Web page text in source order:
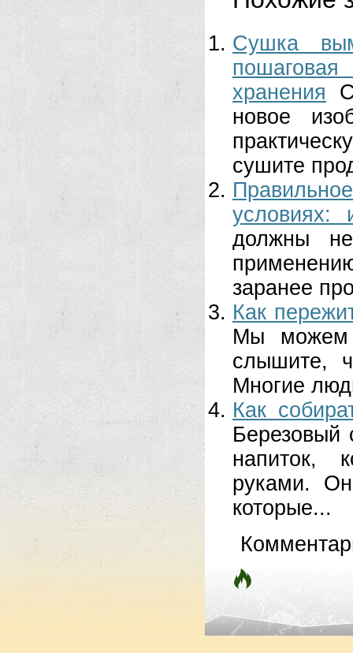
Сушка
хранения
новое
сушите
условиях:
должны
заранее
Как
Мы можем
слышите,
Многие
Как
Березовый
напиток,
руками.
которые...